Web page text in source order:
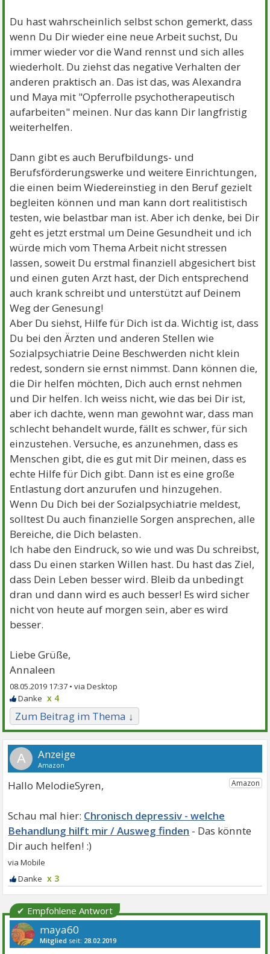
Du hast wahrscheinlich selbst schon gemerkt, dass
wenn Du Dir wieder eine neue Arbeit suchst, Du
immer wieder vor die Wand rennst und sich alles
wiederholt. Du ziehst das negative Verhalten der
anderen praktisch an. Das ist das, was Alexandra
und Maya mit "Opferrolle psychotherapeutisch
aufarbeiten" meinen. Nur das kann Dir langfristig
weiterhelfen.
Dann gibt es auch Berufbildungs- und
Berufsförderungswerke und weitere Einrichtungen,
die einen beim Wiedereinstieg in den Beruf gezielt
begleiten können und man kann dort realitistisch
testen, wie belastbar man ist. Aber ich denke, bei Dir
geht es jetzt erstmal um Deine Gesundheit und ich
würde mich vom Thema Arbeit nicht stressen
lassen, soweit Du erstmal finanziell abgesichert bist
und einen guten Arzt hast, der Dich entsprechend
auch krank schreibt und unterstützt auf Deinem
Weg der Genesung!
Aber Du siehst, Hilfe für Dich ist da. Wichtig ist, dass
Du bei den Ärzten und anderen Stellen wie
Sozialpsychiatrie Deine Beschwerden nicht klein
redest, sondern sie ernst nimmst. Dann können die,
die Dir helfen möchten, Dich auch ernst nehmen
und Dir helfen. Ich weiss nicht, wie das bei Dir ist,
aber ich dachte, wenn man gewohnt war, dass man
schlecht behandelt wurde, fällt es schwer, für sich
einzustehen. Versuche, es anzunehmen, dass es
Menschen gibt, die es gut mit Dir meinen, dass es
echte Hilfe für Dich gibt. Dann ist es eine große
Entlastung dort anzurufen und hinzugehen.
Wenn Du Dich bei der Sozialpsychiatrie meldest,
solltest Du auch finanzielle Sorgen ansprechen, alle
Bereiche, die Dich belasten.
Ich habe den Eindruck, so wie und was Du schreibst,
dass Du einen starken Willen hast. Du hast das Ziel,
dass Dein Leben besser wird. Bleib da unbedingt
dran und dann wird es auch besser! Es wird sicher
nicht von heute auf morgen sein, aber es wird
besser.
Liebe Grüße,
Annaleen
08.05.2019 17:37 •
x 4
Zum Beitrag im Thema ↓
A
Hallo MelodieSyren,
Chronisch depressiv - welche
Behandlung hilft mir / Ausweg finden
x 3
✔ Empfohlene Antwort
maya60
Mitglied seit: 28.02.2019